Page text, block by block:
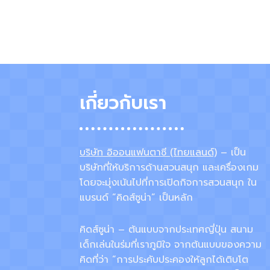
เกี่ยวกับเรา
บริษัท อิออนแฟนตาซี (ไทยแลนด์) – เป็น
บริษัทที่ให้บริการด้านสวนสนุก และเครื่องเกม
โดยจะมุ่งเน้นไปที่การเปิดกิจการสวนสนุก ใน
แบรนด์ “คิดส์ซูน่า” เป็นหลัก
คิดส์ซูน่า – ต้นแบบจากประเทศญี่ปุ่น สนาม
เด็กเล่นในร่มที่เราภูมิใจ จากต้นแบบของความ
คิดที่ว่า “การประคับประคองให้ลูกได้เติบโต